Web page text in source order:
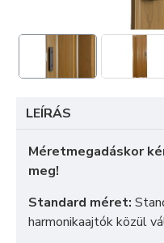
LEÍRÁS
Méretmegadáskor
meg!
Standard méret:
harmonikaajtók közül